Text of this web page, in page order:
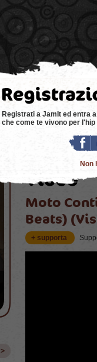
home news
Moto
Beats)
+ supporta
Registrati a JamIt ed entra
che come te vivono per
Non